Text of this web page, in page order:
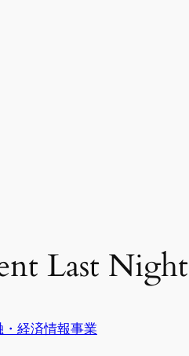
Last Night
・経済情報事業